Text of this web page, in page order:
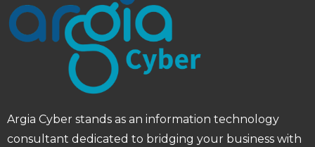
Argia Cyber ​​stands as an information technology
consultant dedicated to bridging your business with